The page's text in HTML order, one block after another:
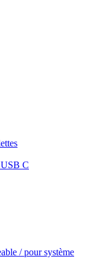
C
/ pour système